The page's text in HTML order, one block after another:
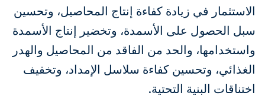
الاستثمار في زيادة كفاءة إنتاج المحاصيل، وتحسين
سبل الحصول على الأسمدة، وتخضير إنتاج الأسمدة
واستخدامها، والحد من الفاقد من المحاصيل والهدر
الغذائي، وتحسين كفاءة سلاسل الإمداد، وتخفيف
اختناقات البنية التحتية.